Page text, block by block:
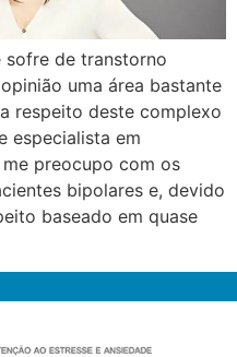
sofre de transtorno
uma área bastante
respeito deste complexo
especialista em
preocupo com os
bipolares e, devido
baseado em quase